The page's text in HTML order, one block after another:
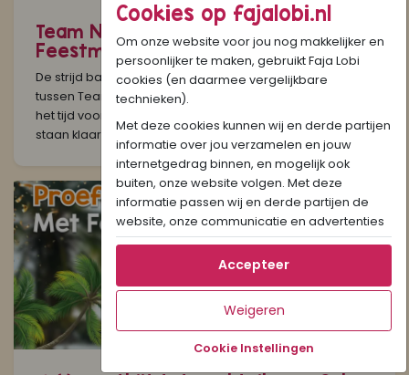
Team Nasibal 😋 of Team Nasi
Feestmaal 🍴 welke kies jij? 🍛🔥
De strijd barst weer los! 💥 Na de legendarische strijd
tussen Team Crunchy Chicken en Team Kip Masala, is
het tijd voor ronde twee! Twee Surinaamse toppers
staan klaar voor jouw stem:...
27-10-2025
Cookies op fajalobi.nl
Om onze website voor jou nog makkelijker en
persoonlijker te maken, gebruikt Faja Lobi
cookies (en daarmee vergelijkbare
technieken).
Met deze cookies kunnen wij en derde partijen
informatie over jou verzamelen en jouw
internetgedrag binnen, en mogelijk ook
buiten, onze website volgen. Met deze
informatie passen wij en derde partijen de
website, onze communicatie en advertenties
aan op jouw interesses en profiel. Daarnaast
kan je door deze cookies informatie delen via
Als je op "Accepteer" klikt, dan geef je Faja
Lobi toestemming om cookies voor social
media en gepersonaliseerde voorkeuren te
Cookie Instellingen
Accepteer
Weigeren